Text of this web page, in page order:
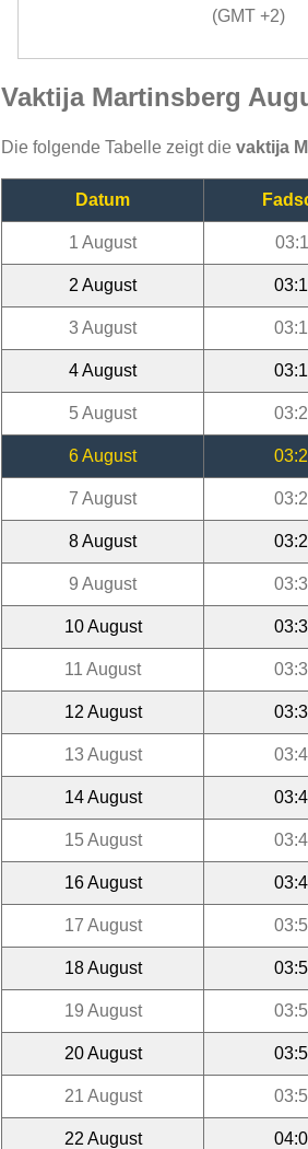
(GMT +2)
Vaktija Martinsberg
Die folgende Tabelle zeigt die vaktija
Datum
1 August
2 August
3 August
4 August
5 August
6 August
7 August
8 August
9 August
10 August
11 August
12 August
13 August
14 August
15 August
16 August
17 August
18 August
19 August
20 August
21 August
22 August